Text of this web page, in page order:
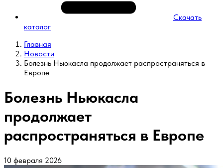
Скачать
каталог
Главная
Новости
Болезнь Ньюкасла продолжает распространяться в
Европе
Болезнь Ньюкасла
продолжает
распространяться в Европе
10 февраля 2026